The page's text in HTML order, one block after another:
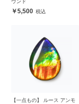
ウンド
5,500
【一点もの】 ルース アンモ